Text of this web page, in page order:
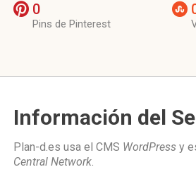
0
Pins de Pinterest
Información del
Plan-d.es usa el CMS WordPress y
Central Network.